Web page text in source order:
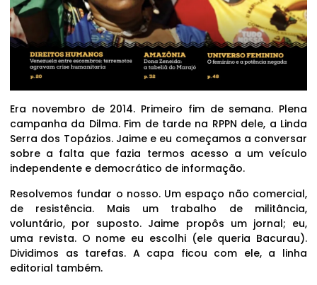
Era novembro de 2014. Primeiro fim de semana. Plena
campanha da Dilma. Fim de tarde na RPPN dele, a Linda
Serra dos Topázios. Jaime e eu começamos a conversar
sobre a falta que fazia termos acesso a um veículo
independente e democrático de informação.
Resolvemos fundar o nosso. Um espaço não comercial,
de resistência. Mais um trabalho de militância,
voluntário, por suposto. Jaime propôs um jornal; eu,
uma revista. O nome eu escolhi (ele queria Bacurau).
Dividimos as tarefas. A capa ficou com ele, a linha
editorial também.